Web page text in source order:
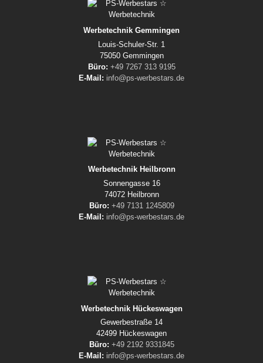
Werbetechnik Gemmingen
Louis-Schuler-Str. 1
75050 Gemmingen
Büro: +49 7267 313 9195
E-Mail: info@ps-werbestars.de
Werbetechnik Heilbronn
Sonnengasse 16
74072 Heilbronn
Büro: +49 7131 1245809
E-Mail: info@ps-werbestars.de
Werbetechnik Hückeswagen
Gewerbestraße 14
42499 Hückeswagen
Büro: +49 2192 9331845
E-Mail: info@ps-werbestars.de